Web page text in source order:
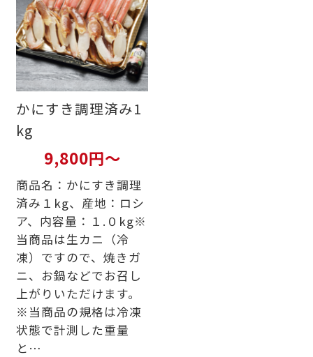
かにすき調理済み1
kg
9,800円～
商品名：かにすき調理
済み１kg、産地：ロシ
ア、内容量：１.０kg※
当商品は生カニ（冷
凍）ですので、焼きガ
ニ、お鍋などでお召し
上がりいただけます。
※当商品の規格は冷凍
状態で計測した重量
と…